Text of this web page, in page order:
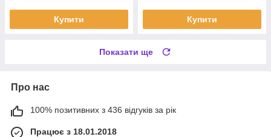
Купити Купити
Показати ще
Про нас
100% позитивних з 436 відгуків за рік
Працює з 18.01.2018